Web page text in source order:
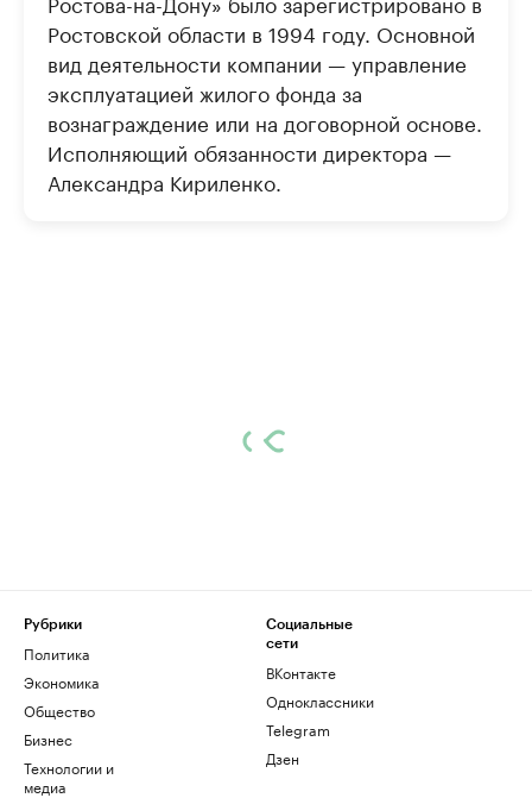
Ростовской области в 1994 году. Основной
вид деятельности компании — управление
эксплуатацией жилого фонда за
вознаграждение или на договорной основе.
Исполняющий обязанности директора —
Александра Кириленко.
Рубрики
Политика
Экономика
Общество
Бизнес
Технологии и
медиа
Социальные
сети
ВКонтакте
Одноклассники
Telegram
Дзен